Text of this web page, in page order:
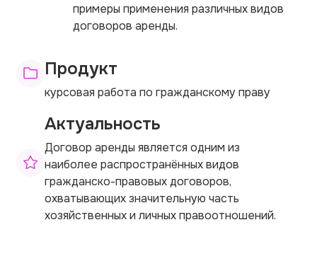
примеры применения различных видов
договоров аренды.
Продукт
курсовая работа по гражданскому праву
Актуальность
Договор аренды является одним из
наиболее распространённых видов
гражданско-правовых договоров,
охватывающих значительную часть
хозяйственных и личных правоотношений.